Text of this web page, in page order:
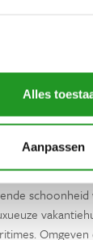
Alles
Aanpassen
Alpes-
schoonheid
+31 6 42